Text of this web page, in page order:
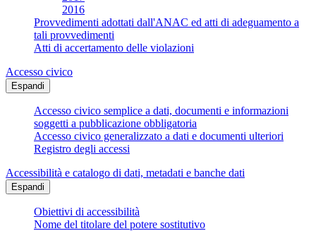
2016
Provvedimenti adottati dall'ANAC ed atti di adeguamento a
tali provvedimenti
Atti di accertamento delle violazioni
Accesso civico
Espandi
Accesso civico semplice a dati, documenti e informazioni
soggetti a pubblicazione obbligatoria
Accesso civico generalizzato a dati e documenti ulteriori
Registro degli accessi
Accessibilità e catalogo di dati, metadati e banche dati
Espandi
Obiettivi di accessibilità
Nome del titolare del potere sostitutivo